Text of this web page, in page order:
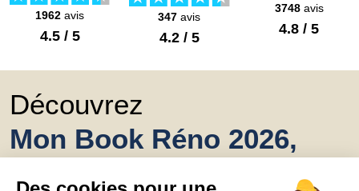
1962 avis
4.5 / 5
347 avis
4.2 / 5
3748avis
4.8 / 5
Découvrez
Mon Book Réno 2026,
un catalogue de